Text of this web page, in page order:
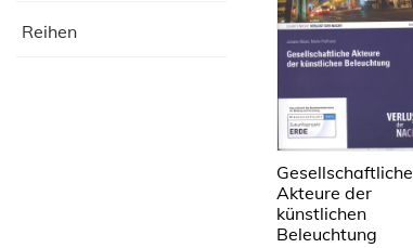
Reihen
Gesellschaftliche
Akteure der
künstlichen
Beleuchtung